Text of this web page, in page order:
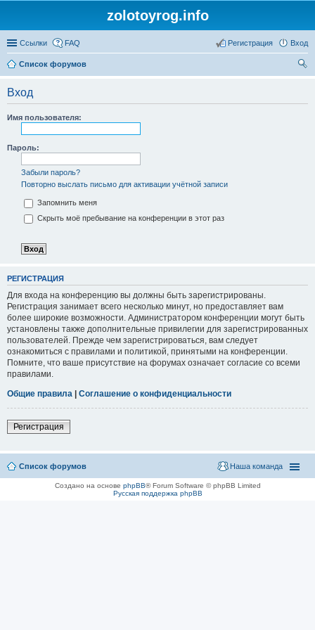
zolotoyrog.info
Ссылки FAQ Вход
Регистрация
Список форумов
Вход
Имя пользователя:
Пароль:
Забыли пароль?
Повторно выслать письмо для активации учётной записи
Запомнить меня
Скрыть моё пребывание на конференции в этот раз
РЕГИСТРАЦИЯ
Для входа на конференцию вы должны быть зарегистрированы.
Регистрация занимает всего несколько минут, но предоставляет вам
более широкие возможности. Администратором конференции могут быть
установлены также дополнительные привилегии для зарегистрированных
пользователей. Прежде чем зарегистрироваться, вам следует
ознакомиться с правилами и политикой, принятыми на конференции.
Помните, что ваше присутствие на форумах означает согласие со всеми
правилами.
Общие правила | Соглашение о конфиденциальности
Регистрация
Список форумов Наша команда
Создано на основе phpBB® Forum Software © phpBB Limited
Русская поддержка phpBB